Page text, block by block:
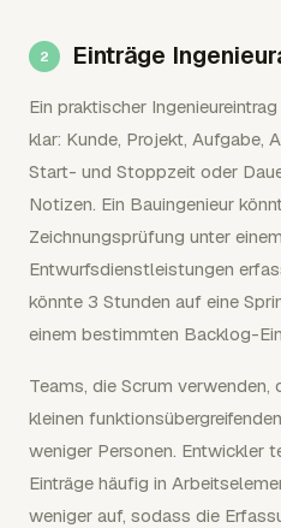
Einträge
Ein praktischer
klar: Kunde, Projekt, Aufgabe,
Start- und Stoppzeit oder
Notizen. Ein Bauingenieur
Zeichnungsprüfung unter
Entwurfsdienstleistungen
könnte 3 Stunden auf eine
einem bestimmten Backlog-
Teams, die Scrum verwenden,
kleinen
weniger Personen. Entwickler
Einträge häufig in
weniger auf, sodass die